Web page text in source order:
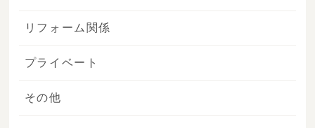
リフォーム関係
プライベート
その他